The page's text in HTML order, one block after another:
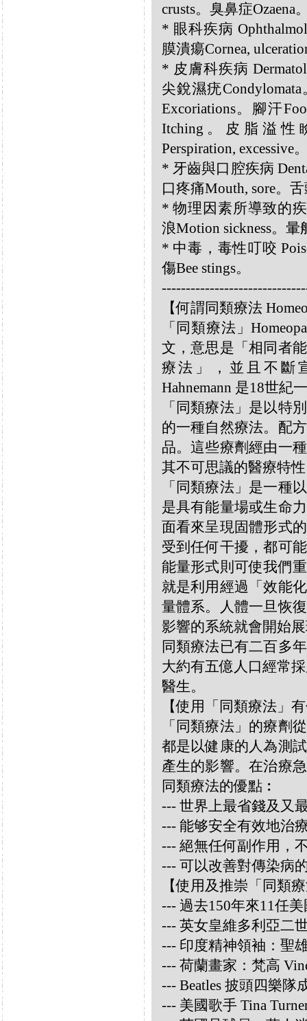
crusts。臭鼻症Ozaena
* 眼科疾病
膜潰瘍Cornea,
* 皮膚科疾病
尖銳濕疣
Excoriations。腳汗
Itching。皮脂溢性
Perspiration,
* 牙齒與口腔疾病
口疼痛Mouth, sore。
* 物理因素所導致的疾
浪Motion sickness。暈
* 中毒，毒性叮咬
傷Bee stings。
【何謂同類療法
「同類療法」
文，意思是「相同者
療法」，並且不斷
Hahnemann 是18世紀
「同類療法」是以特
的一種自然療法。配
品。這些療劑經由一
其不可思議的醫療特
「同類療法」是一種
是具有能量場或生命
面看來呈現固體形式
受到任何干擾，都可
能量形式則可使我們
就是利用經過「效能
量體系。人體一旦恢
影響的系統就會開始
同類療法已有二百多
大約有五億人口經常
醫生。
【使用「同類療法」
「同類療法」的療劑
都是以健康的人為測
產生的影響。在治療
同類療法的優點︰
--- 世界上最省錢及又
--- 能够安全有效地治
--- 絕無任何副作用，
--- 可以改善對傳染病
【使用及推崇「同類
--- 過去150年來11任
--- 英女皇維多利亞二
--- 印度精神領袖：聖
--- 荷蘭畫家：梵高
--- Beatles 披頭四樂隊
--- 美國歌手 Tina